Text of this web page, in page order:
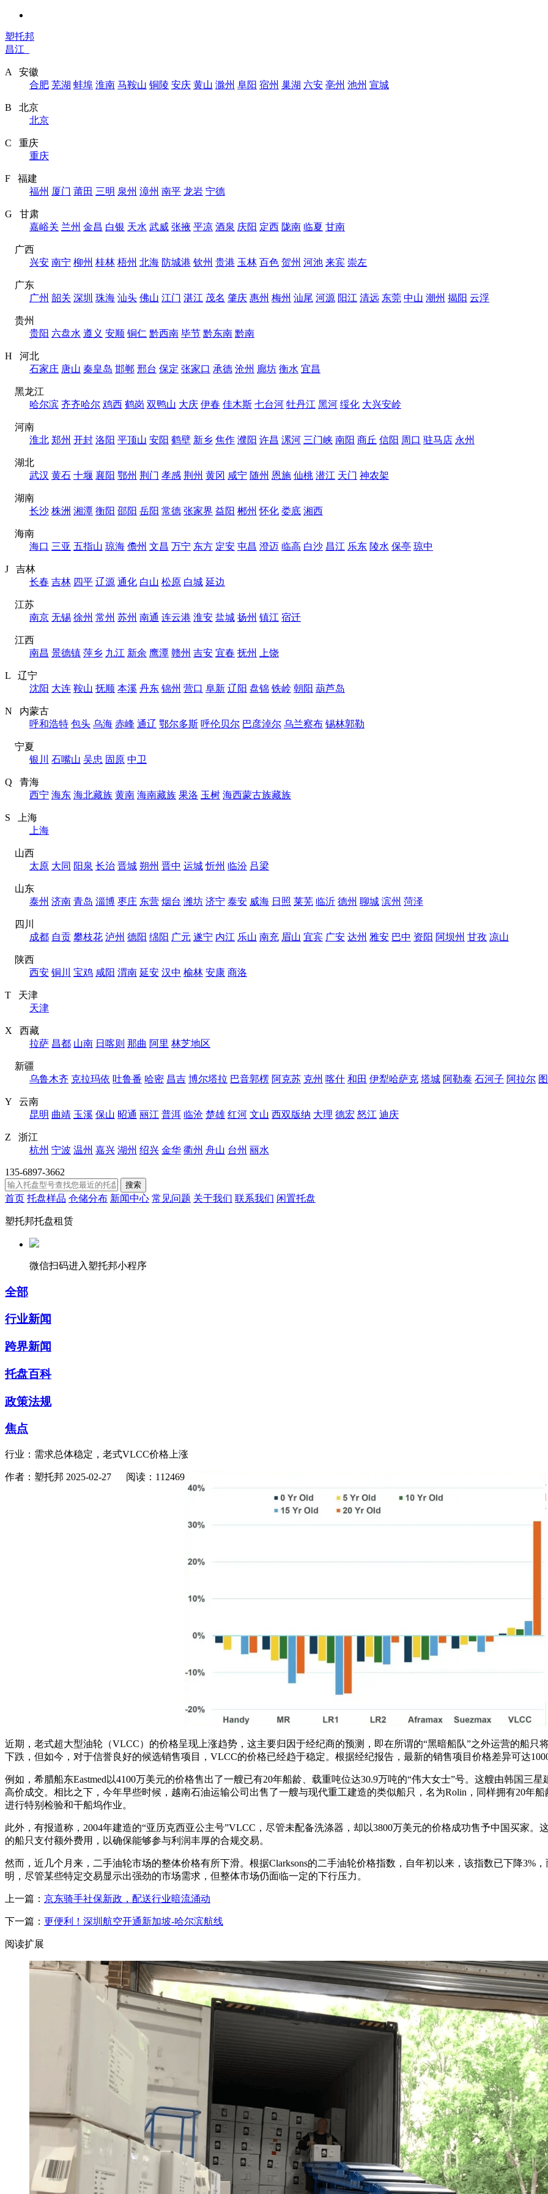
塑托邦
昌江
A 安徽
合肥 芜湖 蚌埠 淮南 马鞍山 铜陵 安庆 黄山 滁州 阜阳 宿州 巢湖 六安 亳州 池州 宣城
B 北京
北京
C 重庆
重庆
F 福建
福州 厦门 莆田 三明 泉州 漳州 南平 龙岩 宁德
G 甘肃
嘉峪关 兰州 金昌 白银 天水 武威 张掖 平凉 酒泉 庆阳 定西 陇南 临夏 甘南
广西
兴安 南宁 柳州 桂林 梧州 北海 防城港 钦州 贵港 玉林 百色 贺州 河池 来宾 崇左
广东
广州 韶关 深圳 珠海 汕头 佛山 江门 湛江 茂名 肇庆 惠州 梅州 汕尾 河源 阳江 清远 东莞 中山 潮州 揭阳 云浮
贵州
贵阳 六盘水 遵义 安顺 铜仁 黔西南 毕节 黔东南 黔南
H 河北
石家庄 唐山 秦皇岛 邯郸 邢台 保定 张家口 承德 沧州 廊坊 衡水 宜昌
黑龙江
哈尔滨 齐齐哈尔 鸡西 鹤岗 双鸭山 大庆 伊春 佳木斯 七台河 牡丹江 黑河 绥化 大兴安岭
河南
淮北 郑州 开封 洛阳 平顶山 安阳 鹤壁 新乡 焦作 濮阳 许昌 漯河 三门峡 南阳 商丘 信阳 周口 驻马店 永州
湖北
武汉 黄石 十堰 襄阳 鄂州 荆门 孝感 荆州 黄冈 咸宁 随州 恩施 仙桃 潜江 天门 神农架
湖南
长沙 株洲 湘潭 衡阳 邵阳 岳阳 常德 张家界 益阳 郴州 怀化 娄底 湘西
海南
海口 三亚 五指山 琼海 儋州 文昌 万宁 东方 定安 屯昌 澄迈 临高 白沙 昌江 乐东 陵水 保亭 琼中
J 吉林
长春 吉林 四平 辽源 通化 白山 松原 白城 延边
江苏
南京 无锡 徐州 常州 苏州 南通 连云港 淮安 盐城 扬州 镇江 宿迁
江西
南昌 景德镇 萍乡 九江 新余 鹰潭 赣州 吉安 宜春 抚州 上饶
L 辽宁
沈阳 大连 鞍山 抚顺 本溪 丹东 锦州 营口 阜新 辽阳 盘锦 铁岭 朝阳 葫芦岛
N 内蒙古
呼和浩特 包头 乌海 赤峰 通辽 鄂尔多斯 呼伦贝尔 巴彦淖尔 乌兰察布 锡林郭勒
宁夏
银川
石嘴山 吴忠 固原 中卫
Q 青海
西宁 海东 海北藏族 黄南 海南藏族 果洛 玉树 海西蒙古族藏族
S 上海
上海
山西
太原 大同 阳泉 长治 晋城 朔州 晋中 运城 忻州 临汾 吕梁
山东
泰州 济南 青岛 淄博 枣庄 东营 烟台 潍坊 济宁 泰安 威海 日照 莱芜 临沂 德州 聊城 滨州 菏泽
四川
成都 自贡 攀枝花 泸州 德阳 绵阳 广元 遂宁 内江 乐山 南充 眉山 宜宾 广安 达州 雅安 巴中 资阳 阿坝州 甘孜 凉山
陕西
西安 铜川 宝鸡 咸阳 渭南 延安 汉中 榆林 安康 商洛
T 天津
天津
X 西藏
拉萨 昌都 山南 日喀则 那曲 阿里 林芝地区
新疆
乌鲁木齐 克拉玛依 吐鲁番 哈密 昌吉 博尔塔拉 巴音郭楞 阿克苏 克州 喀什 和田 伊犁哈萨克 塔城 阿勒泰 石河子 阿拉尔
Y 云南
昆明 曲靖 玉溪 保山 昭通 丽江 普洱 临沧 楚雄 红河 文山 西双版纳 大理 德宏 怒江 迪庆
Z 浙江
杭州 宁波 温州 嘉兴 湖州 绍兴 金华 衢州 舟山 台州 丽水
135-6897-3662
搜索
首页 托盘样品 仓储分布 新闻中心 常见问题 关于我们 联系我们 闲置托盘
塑托邦托盘租赁
微信扫码进入塑托邦小程序
全部
行业新闻
跨界新闻
托盘百科
政策法规
焦点
行业：需求总体稳定，老式VLCC价格上涨
作者：塑托邦 2025-02-27 阅读：112469
近期，老式超大型油轮（VLCC）的价格呈现上涨趋势，这主要归因于经纪商的预测，即在所谓的“黑暗船队”之外运营的船
下跌，但如今，对于信誉良好的候选销售项目，VLCC的价格已经趋于稳定。根据经纪报告，最新的销售项目价格差异可达
例如，希腊船东Eastmed以4100万美元的价格售出了一艘已有20年船龄、载重吨位达30.9万吨的“伟大女士”号。这艘由韩国三
高价成交。相比之下，今年早些时候，越南石油运输公司出售了一艘与现代重工建造的类似船只，名为Rolin，同样拥有20年
进行特别检验和干船坞作业。
此外，有报道称，2004年建造的“亚历克西亚公主号”VLCC，尽管未配备洗涤器，却以3800万美元的价格成功售予中国买家
的船只支付额外费用，以确保能够参与利润丰厚的合规交易。
然而，近几个月来，二手油轮市场的整体价格有所下滑。根据Clarksons的二手油轮价格指数，自年初以来，该指数已下降3%
明，尽管某些特定交易显示出强劲的市场需求，但整体市场仍面临一定的下行压力。
上一篇： 京东骑手社保新政，配送行业暗流涌动
下一篇： 更便利！深圳航空开通新加坡-哈尔滨航线
阅读扩展